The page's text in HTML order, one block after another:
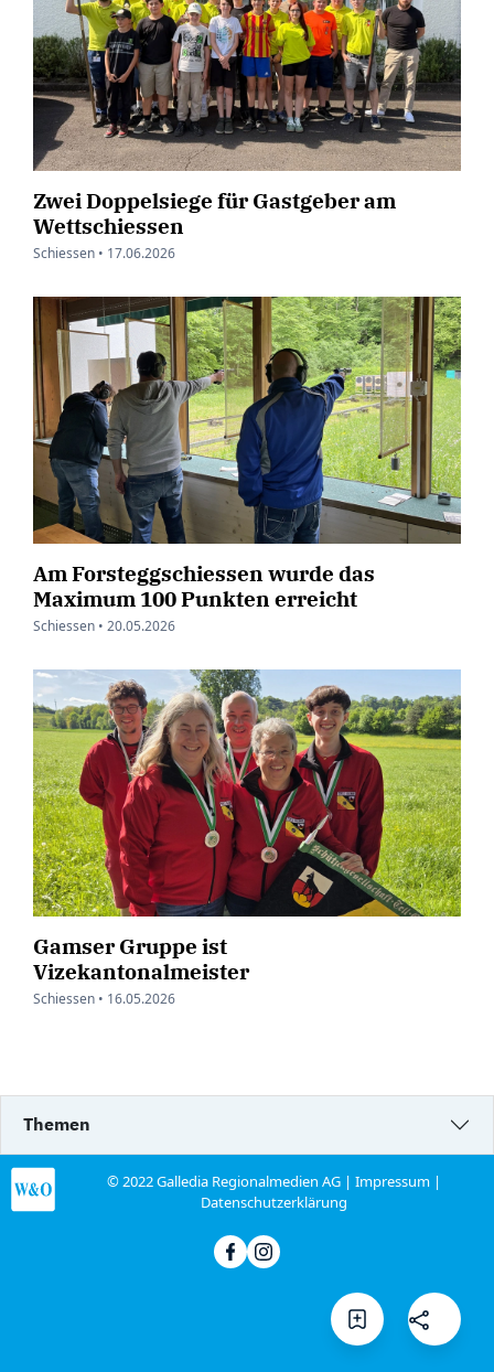
Zwei Doppelsiege für Gastgeber am
Wettschiessen
Schiessen • 17.06.2026
Am Forsteggschiessen wurde das
Maximum 100 Punkten erreicht
Schiessen • 20.05.2026
Gamser Gruppe ist
Vizekantonalmeister
Schiessen • 16.05.2026
Themen
© 2022 Galledia Regionalmedien AG |Impressum |
Datenschutzerklärung